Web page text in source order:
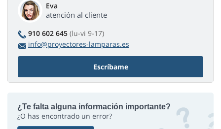
Eva
atención al cliente
910 602 645 (lu-vi 9-17)
info@proyectores-lamparas.es
Escríbame
¿Te falta alguna información importante?
¿O has encontrado un error?